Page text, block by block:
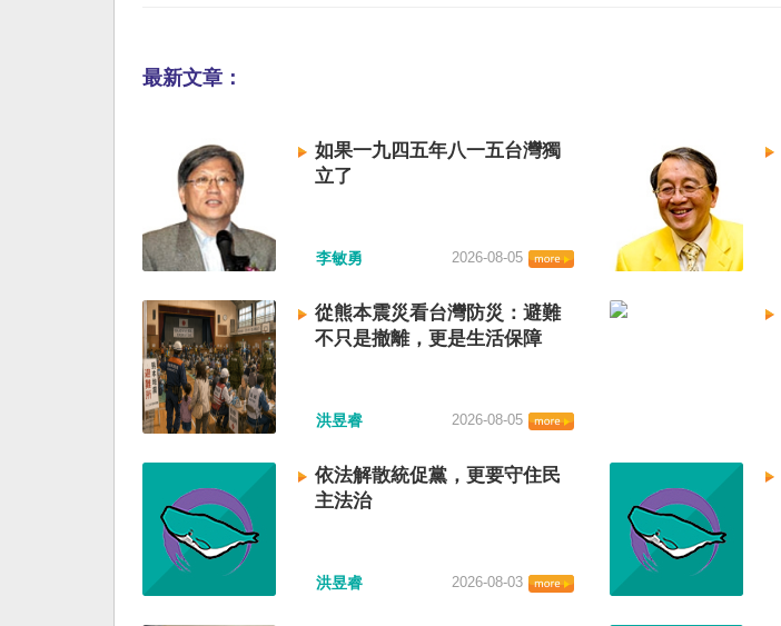
最新文章：
如果一九四五年八一五台灣獨
立了
李敏勇 2026-08-05
從熊本震災看台灣防災：避難
不只是撤離，更是生活保障
洪昱睿 2026-08-05
依法解散統促黨，更要守住民
主法治
洪昱睿 2026-08-03